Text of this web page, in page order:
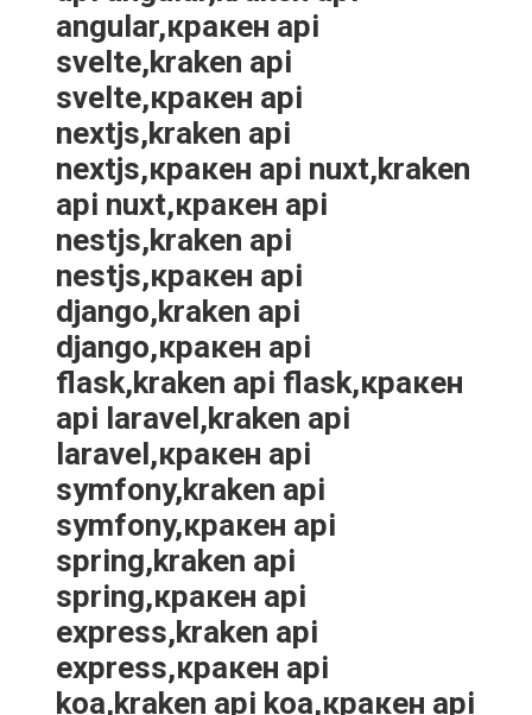
angular,кракен api
svelte,kraken api
svelte,кракен api
nextjs,kraken api
nextjs,кракен api nuxt,kraken
api nuxt,кракен api
nestjs,kraken api
nestjs,кракен api
django,kraken api
django,кракен api
flask,kraken api flask,кракен
api laravel,kraken api
laravel,кракен api
symfony,kraken api
symfony,кракен api
spring,kraken api
spring,кракен api
express,kraken api
express,кракен api
koa,kraken api koa,кракен api